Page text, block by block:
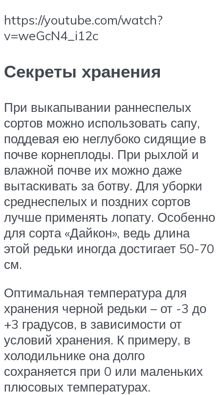
https://youtube.com/watch?
v=weGcN4_i12c
Секреты хранения
При выкапывании раннеспелых
сортов можно использовать сапу,
поддевая ею неглубоко сидящие в
почве корнеплоды. При рыхлой и
влажной почве их можно даже
вытаскивать за ботву. Для уборки
среднеспелых и поздних сортов
лучше применять лопату. Особенно
для сорта «Дайкон», ведь длина
этой редьки иногда достигает 50-70
см.
Оптимальная температура для
хранения черной редьки – от -3 до
+3 градусов, в зависимости от
условий хранения. К примеру, в
холодильнике она долго
сохраняется при 0 или маленьких
плюсовых температурах.